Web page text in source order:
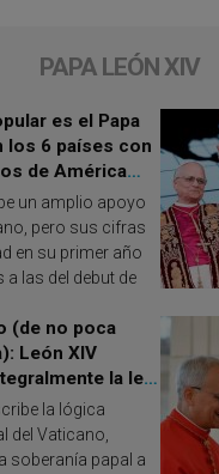
PAPA LEÓN XIV
es el Papa
los 6 países con
de América
Publican
investigación
un amplio apoyo
pero sus cifras
en su primer año
las del debut de
(de no poca
León XIV
la ley
Francisco
la lógica
del Vaticano,
soberanía papal a